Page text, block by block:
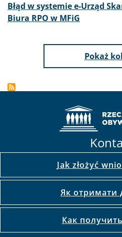
Błąd w systemie e-Urząd
Biura RPO w MFiG
Pokaż
Jak złożyć
Як отримати
Как